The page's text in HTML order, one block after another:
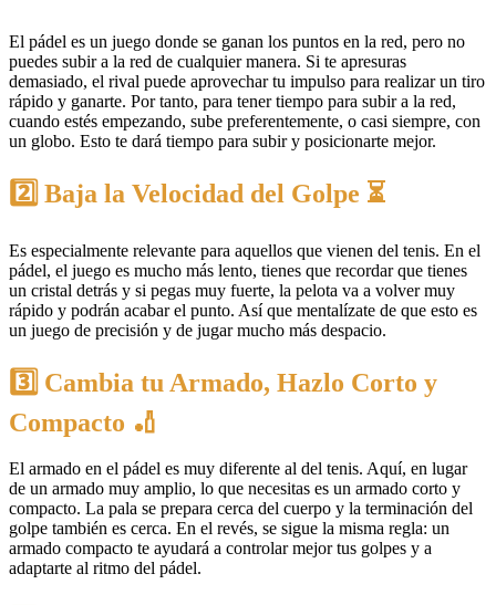
El pádel es un juego donde se ganan los puntos en la red, pero no
puedes subir a la red de cualquier manera. Si te apresuras
demasiado, el rival puede aprovechar tu impulso para realizar un tiro
rápido y ganarte. Por tanto, para tener tiempo para subir a la red,
cuando estés empezando, sube preferentemente, o casi siempre, con
un globo. Esto te dará tiempo para subir y posicionarte mejor.
2️⃣ Baja la Velocidad del Golpe ⏳
Es especialmente relevante para aquellos que vienen del tenis. En el
pádel, el juego es mucho más lento, tienes que recordar que tienes
un cristal detrás y si pegas muy fuerte, la pelota va a volver muy
rápido y podrán acabar el punto. Así que mentalízate de que esto es
un juego de precisión y de jugar mucho más despacio.
3️⃣ Cambia tu Armado, Hazlo Corto y
Compacto 🏏
El armado en el pádel es muy diferente al del tenis. Aquí, en lugar
de un armado muy amplio, lo que necesitas es un armado corto y
compacto. La pala se prepara cerca del cuerpo y la terminación del
golpe también es cerca. En el revés, se sigue la misma regla: un
armado compacto te ayudará a controlar mejor tus golpes y a
adaptarte al ritmo del pádel.